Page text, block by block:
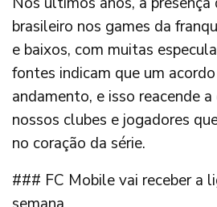
brasileiro nos games da
e baixos, com muitas
fontes indicam que um
andamento, e isso reacende
nossos clubes e jogadores
no coração da série.
### FC Mobile vai receber a